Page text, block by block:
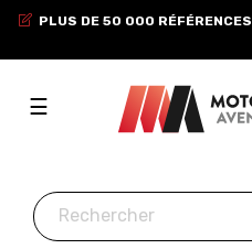
PLUS DE 50 000 RÉFÉRENCES
Toggle
navigation
☰